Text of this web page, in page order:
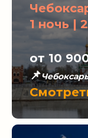
1 ночь |
от 10
📌